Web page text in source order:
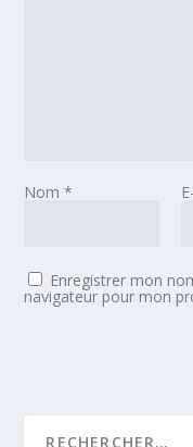
Nom*
Enregistrer mon
navigateur pour mon